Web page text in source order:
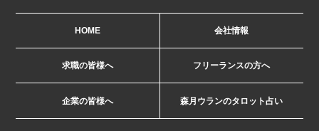
HOME 会社情報
求職の皆様へ フリーランスの方へ
企業の皆様へ 森月ウランのタロット占い